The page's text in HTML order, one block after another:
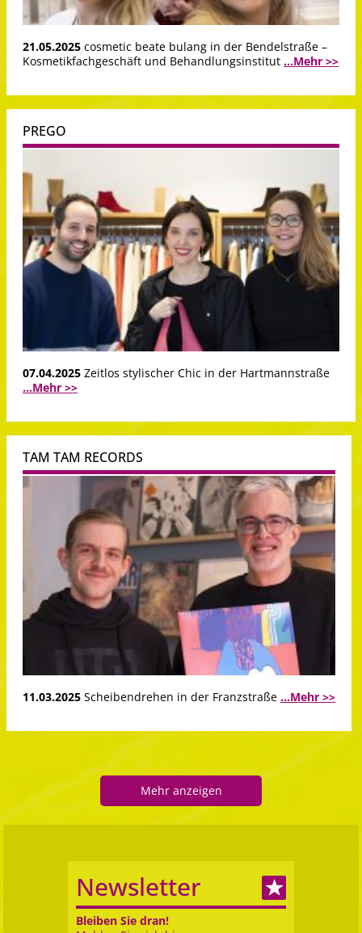
21.05.2025 cosmetic beate bulang in der Bendelstraße –
Kosmetikfachgeschäft und Behandlungsinstitut ...Mehr >>
PREGO
07.04.2025 Zeitlos stylischer Chic in der Hartmannstraße
...Mehr >>
TAM TAM RECORDS
11.03.2025 Scheibendrehen in der Franzstraße ...Mehr >>
Mehr anzeigen
Newsletter
Bleiben Sie dran!